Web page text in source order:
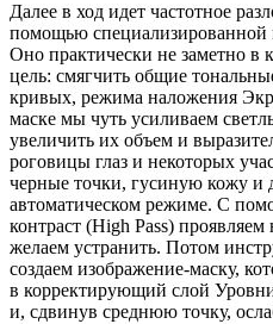
Далее в ход идет частотное
помощью специализированной
Оно практически не заметно в
цель: смягчить общие
кривых, режима наложения
маске мы чуть усиливаем
увеличить их объем и
роговицы глаз и некоторых
черные точки, гусиную кожу и
автоматическом режиме. С
контраст (High Pass)
желаем устранить. Потом
создаем изображение-маску,
в корректирующий слой
и, сдвинув среднюю точку,